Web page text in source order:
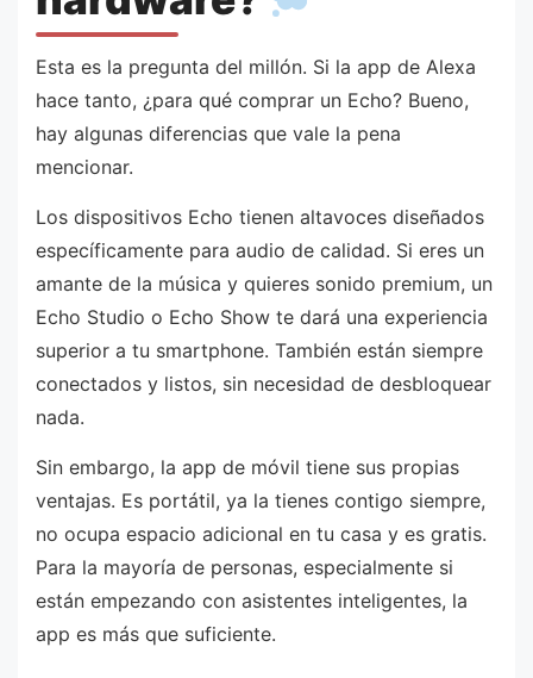
Esta es la pregunta del millón. Si la app de Alexa
hace tanto, ¿para qué comprar un Echo? Bueno,
hay algunas diferencias que vale la pena
mencionar.
Los dispositivos Echo tienen altavoces diseñados
específicamente para audio de calidad. Si eres un
amante de la música y quieres sonido premium, un
Echo Studio o Echo Show te dará una experiencia
superior a tu smartphone. También están siempre
conectados y listos, sin necesidad de desbloquear
nada.
Sin embargo, la app de móvil tiene sus propias
ventajas. Es portátil, ya la tienes contigo siempre,
no ocupa espacio adicional en tu casa y es gratis.
Para la mayoría de personas, especialmente si
están empezando con asistentes inteligentes, la
app es más que suficiente.